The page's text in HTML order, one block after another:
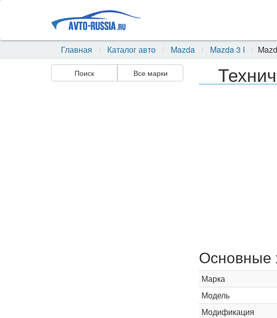
Главная Каталог авто Mazda Mazda 3 I
Поиск Все марки
Основные
Марка
Модель
Модификация